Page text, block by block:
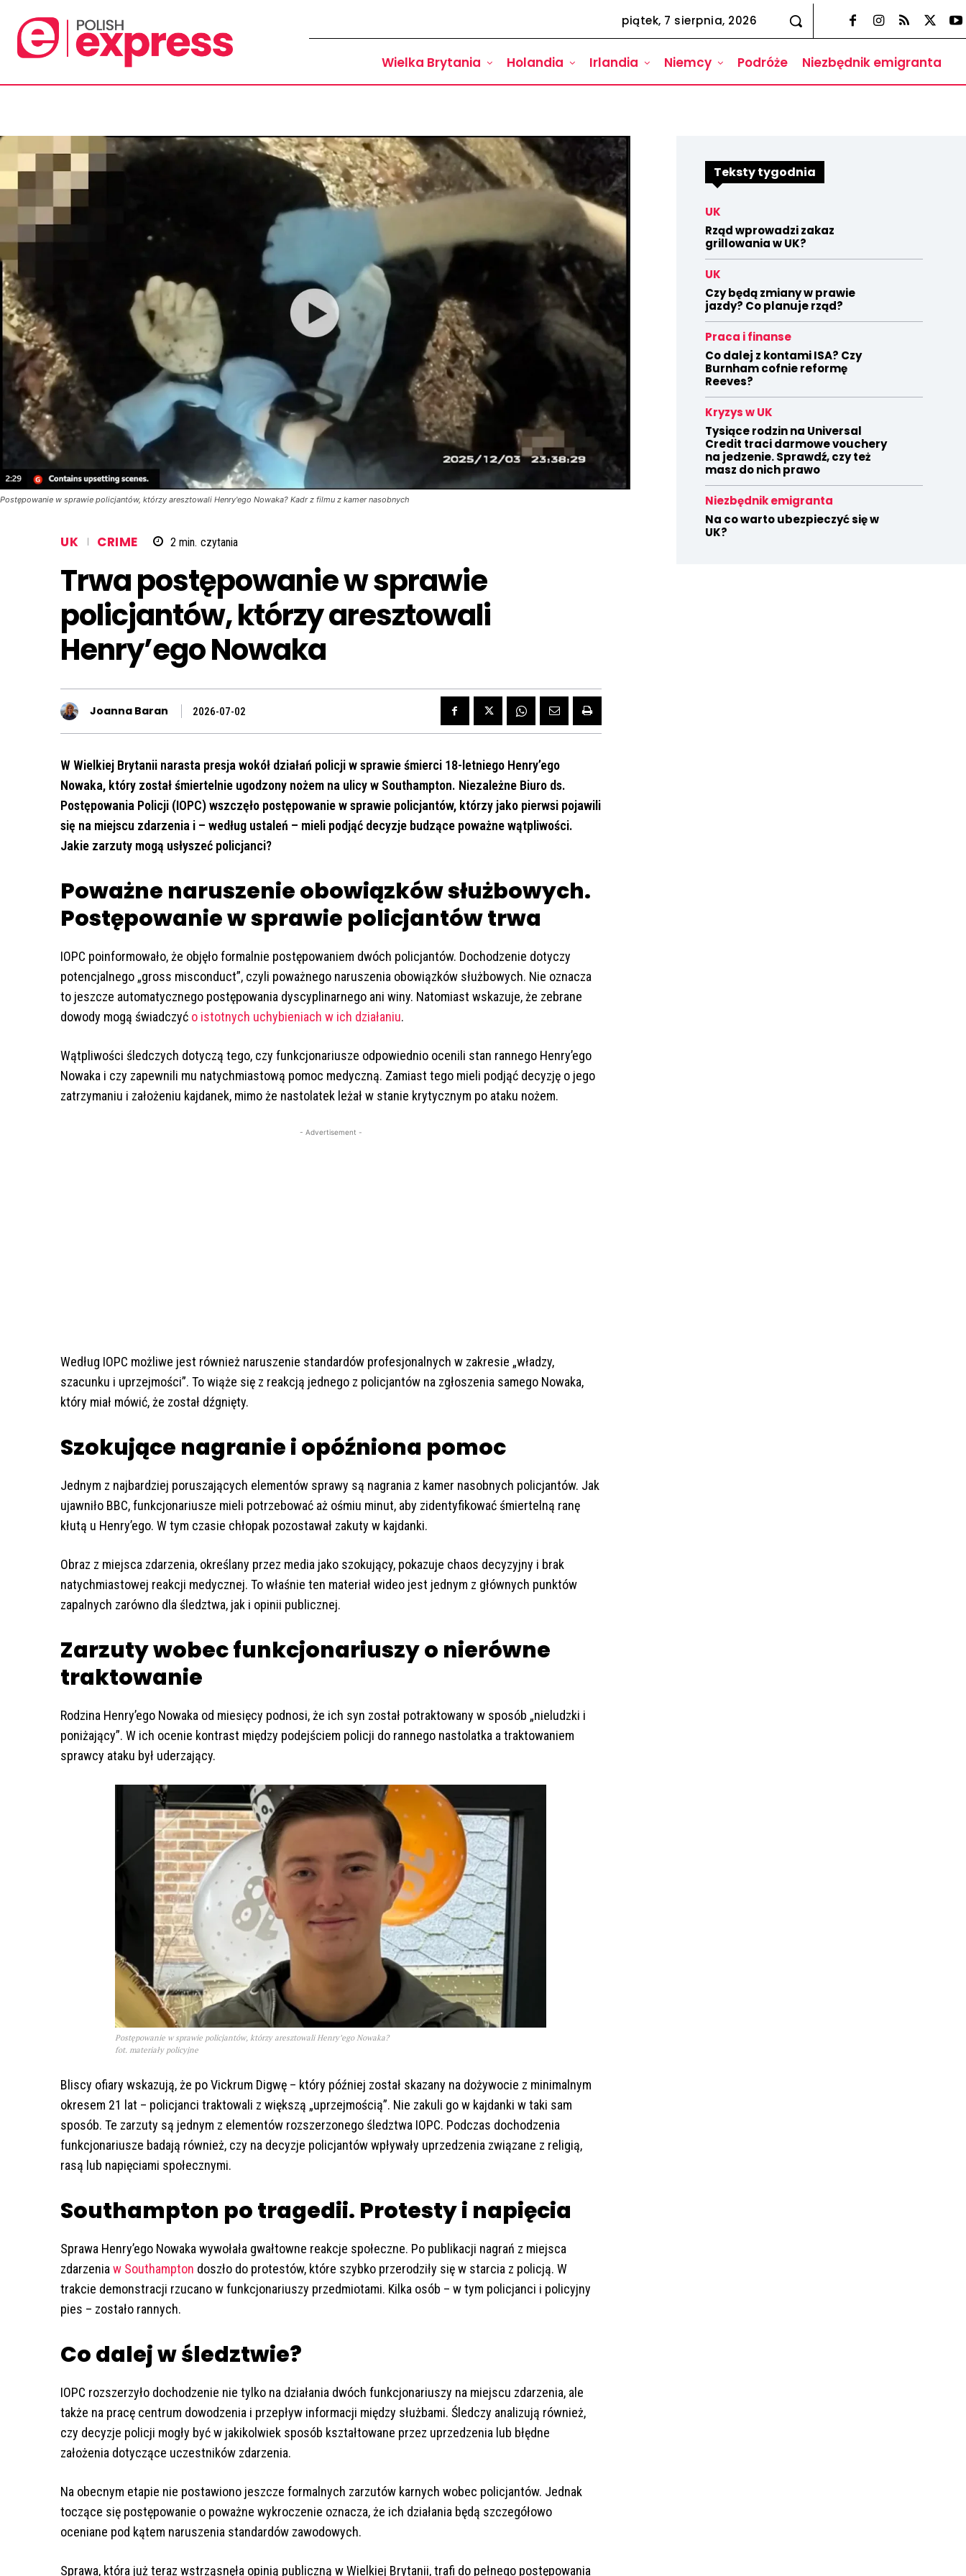
piątek, 7 sierpnia, 2026
Wielka Brytania Holandia Irlandia Niemcy Podróże Niezbędnik emigranta
Postępowanie w sprawie policjantów, którzy aresztowali Henry'ego Nowaka? Kadr z filmu z kamer nasobnych
UK CRIME 2min. czytania
Trwa postępowanie w sprawie
policjantów, którzy aresztowali
Henry’ego Nowaka
Joanna Baran 2026-07-02
W Wielkiej Brytanii narasta presja wokół działań policji w sprawie śmierci 18-letniego Henry’ego
Nowaka, który został śmiertelnie ugodzony nożem na ulicy w Southampton. Niezależne Biuro ds.
Postępowania Policji (IOPC) wszczęło postępowanie w sprawie policjantów, którzy jako pierwsi pojawili
się na miejscu zdarzenia i – według ustaleń – mieli podjąć decyzje budzące poważne wątpliwości.
Jakie zarzuty mogą usłyszeć policjanci?
Poważne naruszenie obowiązków służbowych.
Postępowanie w sprawie policjantów trwa
IOPC poinformowało, że objęło formalnie postępowaniem dwóch policjantów. Dochodzenie dotyczy
potencjalnego „gross misconduct”, czyli poważnego naruszenia obowiązków służbowych. Nie oznacza
to jeszcze automatycznego postępowania dyscyplinarnego ani winy. Natomiast wskazuje, że zebrane
dowody mogą świadczyć o istotnych uchybieniach w ich działaniu.
Wątpliwości śledczych dotyczą tego, czy funkcjonariusze odpowiednio ocenili stan rannego Henry’ego
Nowaka i czy zapewnili mu natychmiastową pomoc medyczną. Zamiast tego mieli podjąć decyzję o jego
zatrzymaniu i założeniu kajdanek, mimo że nastolatek leżał w stanie krytycznym po ataku nożem.
- Advertisement -
Według IOPC możliwe jest również naruszenie standardów profesjonalnych w zakresie „władzy,
szacunku i uprzejmości”. To wiąże się z reakcją jednego z policjantów na zgłoszenia samego Nowaka,
który miał mówić, że został dźgnięty.
Szokujące nagranie i opóźniona pomoc
Jednym z najbardziej poruszających elementów sprawy są nagrania z kamer nasobnych policjantów. Jak
ujawniło BBC, funkcjonariusze mieli potrzebować aż ośmiu minut, aby zidentyfikować śmiertelną ranę
kłutą u Henry’ego. W tym czasie chłopak pozostawał zakuty w kajdanki.
Obraz z miejsca zdarzenia, określany przez media jako szokujący, pokazuje chaos decyzyjny i brak
natychmiastowej reakcji medycznej. To właśnie ten materiał wideo jest jednym z głównych punktów
zapalnych zarówno dla śledztwa, jak i opinii publicznej.
Zarzuty wobec funkcjonariuszy o nierówne
traktowanie
Rodzina Henry’ego Nowaka od miesięcy podnosi, że ich syn został potraktowany w sposób „nieludzki i
poniżający”. W ich ocenie kontrast między podejściem policji do rannego nastolatka a traktowaniem
sprawcy ataku był uderzający.
Postępowanie w sprawie policjantów, którzy aresztowali Henry’ego Nowaka?
fot. materiały policyjne
Bliscy ofiary wskazują, że po Vickrum Digwę – który później został skazany na dożywocie z minimalnym
okresem 21 lat – policjanci traktowali z większą „uprzejmością”. Nie zakuli go w kajdanki w taki sam
sposób. Te zarzuty są jednym z elementów rozszerzonego śledztwa IOPC. Podczas dochodzenia
funkcjonariusze badają również, czy na decyzje policjantów wpływały uprzedzenia związane z religią,
rasą lub napięciami społecznymi.
Southampton po tragedii. Protesty i napięcia
Sprawa Henry’ego Nowaka wywołała gwałtowne reakcje społeczne. Po publikacji nagrań z miejsca
zdarzenia w Southampton doszło do protestów, które szybko przerodziły się w starcia z policją. W
trakcie demonstracji rzucano w funkcjonariuszy przedmiotami. Kilka osób – w tym policjanci i policyjny
pies – zostało rannych.
Co dalej w śledztwie?
IOPC rozszerzyło dochodzenie nie tylko na działania dwóch funkcjonariuszy na miejscu zdarzenia, ale
także na pracę centrum dowodzenia i przepływ informacji między służbami. Śledczy analizują również,
czy decyzje policji mogły być w jakikolwiek sposób kształtowane przez uprzedzenia lub błędne
założenia dotyczące uczestników zdarzenia.
Na obecnym etapie nie postawiono jeszcze formalnych zarzutów karnych wobec policjantów. Jednak
toczące się postępowanie o poważne wykroczenie oznacza, że ich działania będą szczegółowo
oceniane pod kątem naruszenia standardów zawodowych.
Sprawa, która już teraz wstrząsnęła opinią publiczną w Wielkiej Brytanii, trafi do pełnego postępowania
Teksty tygodnia
UK
Rząd wprowadzi zakaz
grillowania w UK?
UK
Czy będą zmiany w prawie
jazdy? Co planuje rząd?
Praca i finanse
Co dalej z kontami ISA? Czy
Burnham cofnie reformę
Reeves?
Kryzys w UK
Tysiące rodzin na Universal
Credit traci darmowe vouchery
na jedzenie. Sprawdź, czy też
masz do nich prawo
Niezbędnik emigranta
Na co warto ubezpieczyć się w
UK?